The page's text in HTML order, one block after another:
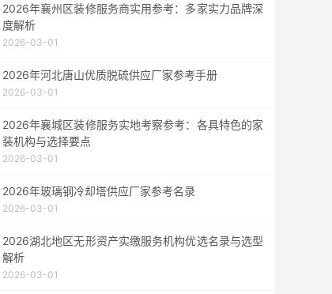
2026年襄州区装修服务商实用参考：多家实力品牌深
度解析
2026-03-01
2026年河北唐山优质脱硫供应厂家参考手册
2026-03-01
2026年襄城区装修服务实地考察参考：各具特色的家
装机构与选择要点
2026-03-01
2026年玻璃钢冷却塔供应厂家参考名录
2026-03-01
2026湖北地区无形资产实缴服务机构优选名录与选型
解析
2026-03-01